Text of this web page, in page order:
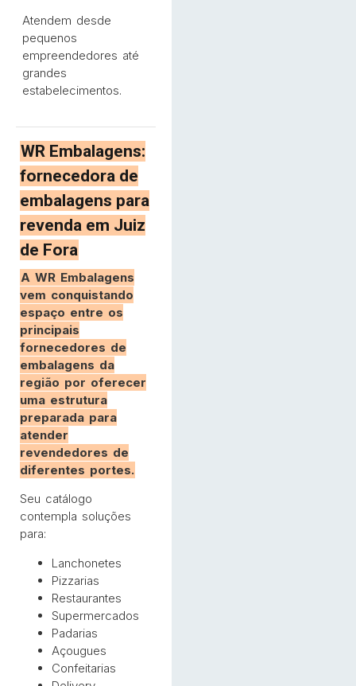
Atendem desde
pequenos
empreendedores até
grandes
estabelecimentos.
WR Embalagens:
fornecedora de
embalagens para
revenda em Juiz
de Fora
A WR Embalagens
vem conquistando
espaço entre os
principais
fornecedores de
embalagens da
região por oferecer
uma estrutura
preparada para
atender
revendedores de
diferentes portes.
Seu catálogo
contempla soluções
para:
Lanchonetes
Pizzarias
Restaurantes
Supermercados
Padarias
Açougues
Confeitarias